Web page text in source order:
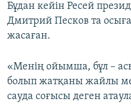
Бұдан кейін Ресей
Дмитрий Песков та
жасаған.
«Менің ойымша, бұл –
болып жатқаны жайлы
сауда соғысы деген